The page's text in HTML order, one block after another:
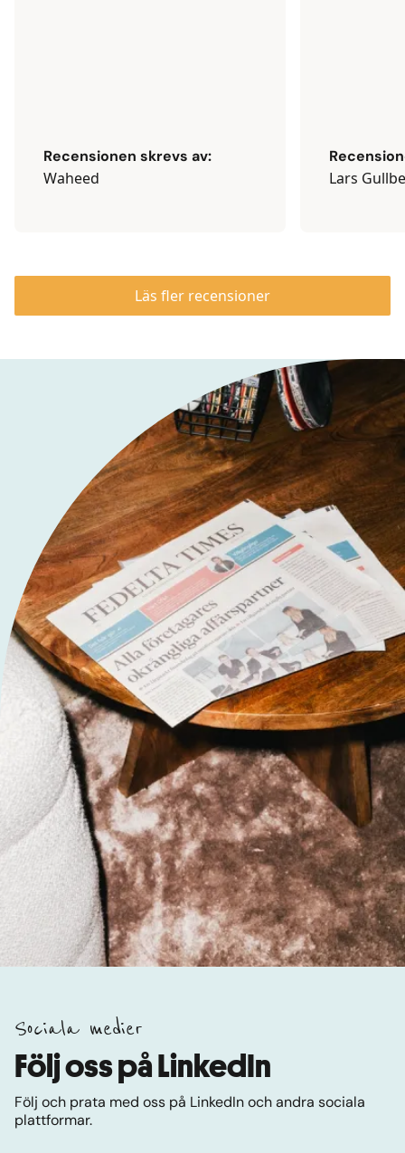
Recensionen skrevs av:
Waheed Lars
Läs fler recensioner
Sociala medier
Följ oss på LinkedIn
Följ och prata med oss på LinkedIn och andra sociala
plattformar.